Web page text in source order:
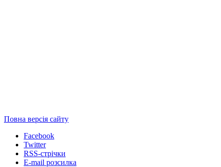
Повна версія сайту
Facebook
Twitter
RSS-стрічки
E-mail розсилка